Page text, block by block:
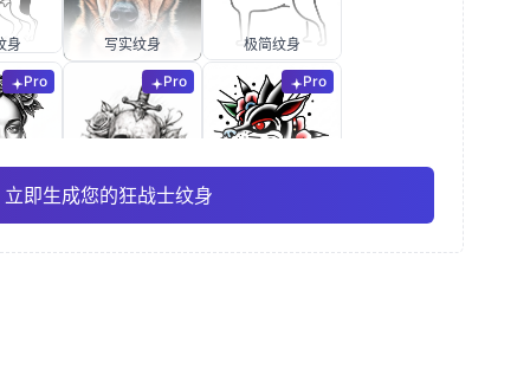
身 写实纹身 极简纹身
Pro
格
Pro
素描风格
Pro
传统美式
立即生成您的狂战士纹身